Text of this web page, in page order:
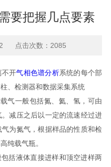
要把握几点要素
点击次数：2085
不开气相色谱分析系统的每个部
、检测器和数据采集系统
气一般包括氮、氦、氢，可由
减压之后以一定的流速经过进
为氮气，根据样品的性质和检
纯载气瓶。
括液体直接进样和顶空进样两